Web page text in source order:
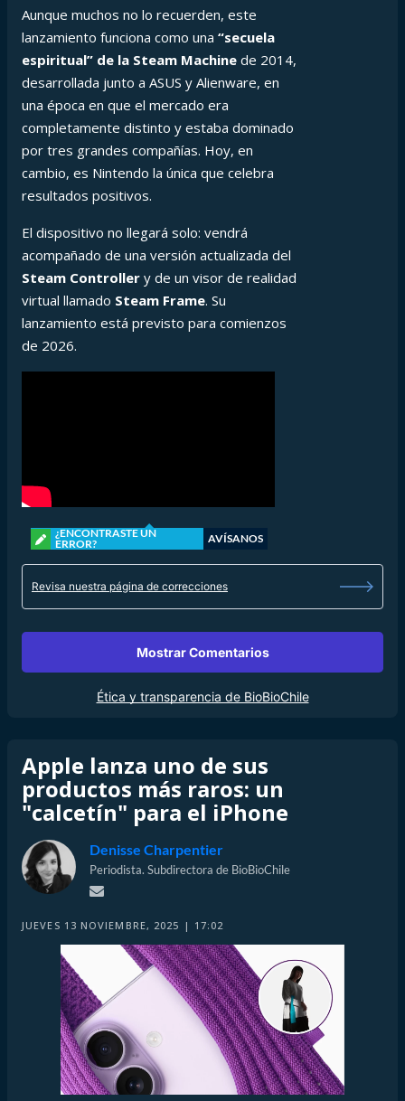
Aunque muchos no lo recuerden, este
lanzamiento funciona como una “secuela
espiritual” de la Steam Machine de 2014,
desarrollada junto a ASUS y Alienware, en
una época en que el mercado era
completamente distinto y estaba dominado
por tres grandes compañías. Hoy, en
cambio, es Nintendo la única que celebra
resultados positivos.
El dispositivo no llegará solo: vendrá
acompañado de una versión actualizada del
Steam Controller y de un visor de realidad
virtual llamado Steam Frame. Su
lanzamiento está previsto para comienzos
de 2026.
¿ENCONTRASTE UN
ERROR?
AVÍSANOS
Revisa nuestra página de correcciones
Mostrar Comentarios
Ética y transparencia de BioBioChile
Apple lanza uno de sus
productos más raros: un
"calcetín" para el iPhone
Denisse Charpentier
Periodista. Subdirectora de BioBioChile
JUEVES 13 NOVIEMBRE, 2025 | 17:02